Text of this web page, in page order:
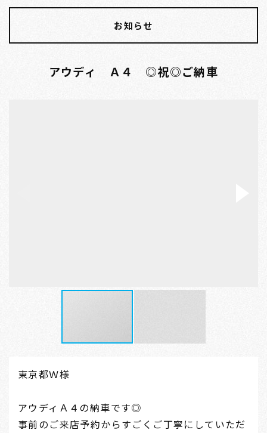
お知らせ
アウディ Ａ４ ◎祝◎ご納車
東京都Ｗ様
アウディＡ４の納車です◎
事前のご来店予約からすごくご丁寧にしていただ